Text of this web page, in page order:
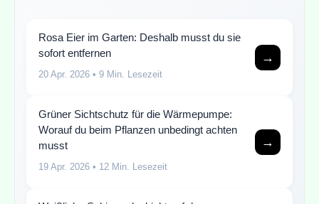
Rosa Eier im Garten: Deshalb musst du sie
sofort entfernen
20 Apr. 2026 • 9 Min. Lesezeit
→
Grüner Sichtschutz für die Wärmepumpe:
Worauf du beim Pflanzen unbedingt achten
musst
19 Apr. 2026 • 12 Min. Lesezeit
→